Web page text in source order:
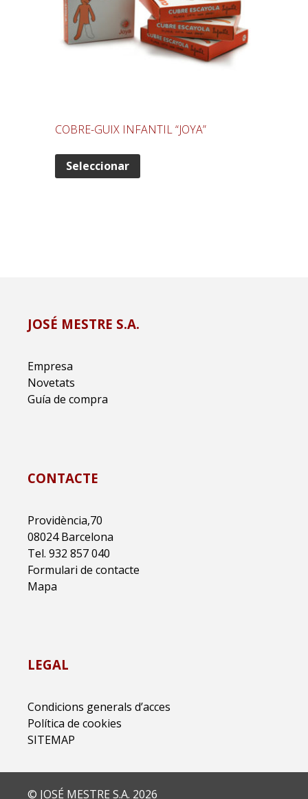
COBRE-GUIX INFANTIL “JOYA”
Seleccionar
JOSÉ MESTRE S.A.
Empresa
Novetats
Guía de compra
CONTACTE
Providència,70
08024 Barcelona
Tel. 932 857 040
Formulari de contacte
Mapa
LEGAL
Condicions generals d’acces
Política de cookies
SITEMAP
© JOSÉ MESTRE S.A. 2026